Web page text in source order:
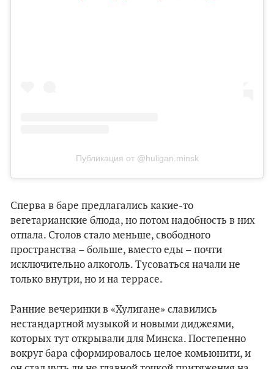
Публикация от @huligan.minsk
Сперва в баре предлагались какие-то
вегетарианские блюда, но потом надобность в них
отпала. Столов стало меньше, свободного
пространства – больше, вместо еды – почти
исключительно алкоголь. Тусоваться начали не
только внутри, но и на террасе.
Ранние вечеринки в «‎Хулигане» славились
нестандартной музыкой и новыми диджеями,
которых тут открывали для Минска. Постепенно
вокруг бара сформировалось целое комьюнити, и